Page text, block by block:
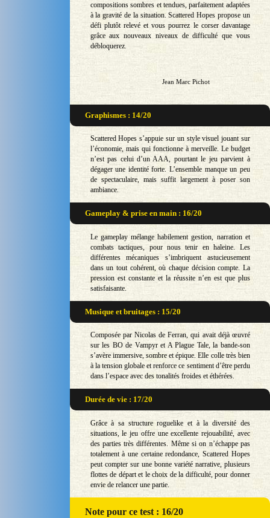
compositions sombres et tendues, parfaitement adaptées
à la gravité de la situation. Scattered Hopes propose un
défi plutôt relevé et vous pourrez le corser davantage
grâce aux nouveaux niveaux de difficulté que vous
débloquerez.
Jean Marc Pichot
Graphismes : 14/20
Scattered Hopes s’appuie sur un style visuel jouant sur
l’économie, mais qui fonctionne à merveille. Le budget
n’est pas celui d’un AAA, pourtant le jeu parvient à
dégager une identité forte. L’ensemble manque un peu
de spectaculaire, mais suffit largement à poser son
ambiance.
Gameplay & prise en main : 16/20
Le gameplay mélange habilement gestion, narration et
combats tactiques, pour nous tenir en haleine. Les
différentes mécaniques s’imbriquent astucieusement
dans un tout cohérent, où chaque décision compte. La
pression est constante et la réussite n’en est que plus
satisfaisante.
Musique et bruitages : 15/20
Composée par Nicolas de Ferran, qui avait déjà œuvré
sur les BO de Vampyr et A Plague Tale, la bande-son
s’avère immersive, sombre et épique. Elle colle très bien
à la tension globale et renforce ce sentiment d’être perdu
dans l’espace avec des tonalités froides et éthérées.
Durée de vie : 17/20
Grâce à sa structure roguelike et à la diversité des
situations, le jeu offre une excellente rejouabilité, avec
des parties très différentes. Même si on n’échappe pas
totalement à une certaine redondance, Scattered Hopes
peut compter sur une bonne variété narrative, plusieurs
flottes de départ et le choix de la difficulté, pour donner
envie de relancer une partie.
Notepour ce test : 16/20